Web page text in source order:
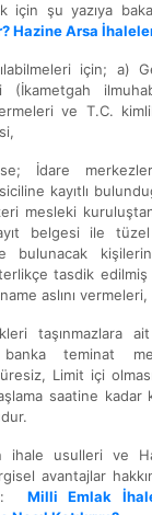
için şu yazıya
Hazine Arsa
için; a)
(İkametgah
ve T.C.
İdare
kayıtlı
mesleki
belgesi ile
bulunacak
tasdik
aslını vermeleri,
taşınmazlara ait
banka teminat
Limit içi
saatine kadar
ihale usulleri ve
avantajlar
Milli Emlak